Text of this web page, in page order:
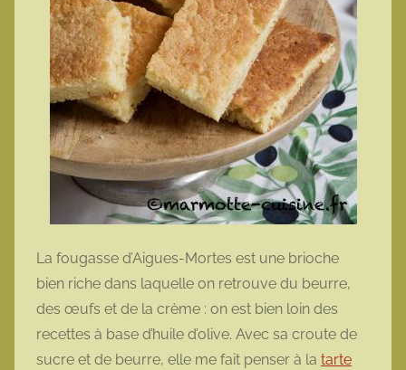
La fougasse d’Aigues-Mortes est une brioche
bien riche dans laquelle on retrouve du beurre,
des œufs et de la crème : on est bien loin des
recettes à base d’huile d’olive. Avec sa croute de
sucre et de beurre, elle me fait penser à la tarte